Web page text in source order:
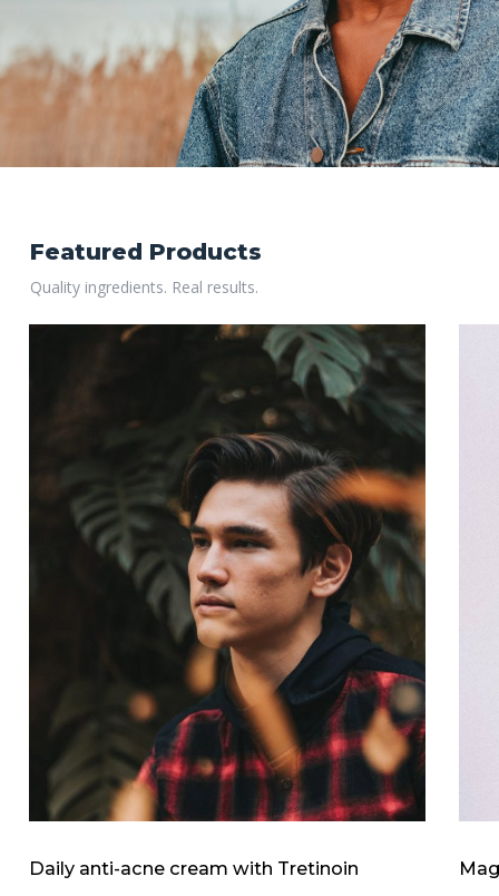
Featured Products
Quality ingredients. Real results.
Daily anti-acne cream with Tretinoin